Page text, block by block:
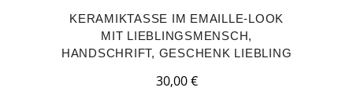
KERAMIKTASSE IM EMAILLE-LOOK
MIT LIEBLINGSMENSCH,
HANDSCHRIFT, GESCHENK LIEBLING
30,00€